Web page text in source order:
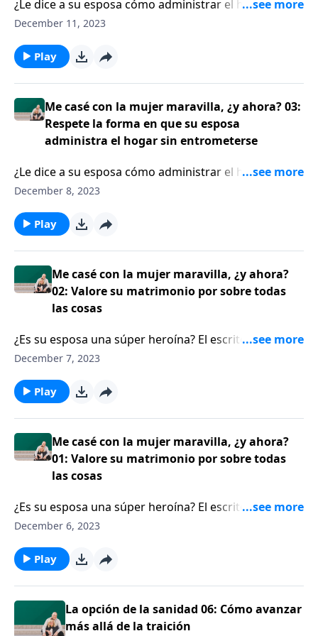
¿Le dice a su esposa cómo administrar el hogar? Si es
así, será mejor que lo reconsidere. El escritor Jess
usualmente es el castillo de un varón, pero es el nido
de una mujer. Por lo tanto, un esposo sabio no
controla de forma excesiva las tareas del hogar con
su esposa.
December 11, 2023
Play
Me casé con la mujer maravilla, ¿y ahora? 03:
Respete la forma en que su esposa
administra el hogar sin entrometerse
¿Le dice a su esposa cómo administrar el hogar? Si es
así, será mejor que lo reconsidere. El escritor Jess
usualmente es el castillo de un varón, pero es el nido
de una mujer. Por lo tanto, un esposo sabio no
controla de forma excesiva las tareas del hogar con
su esposa.
December 8, 2023
Play
Me casé con la mujer maravilla, ¿y ahora?
02: Valore su matrimonio por sobre todas
las cosas
¿Es su esposa una súper heroína? El escritor Jess
MacCallum enfrenta varios desafíos por estar casado
comparte un principio indispensable que todo
esposo debe saber, para poder amar y liderar a esta
esposa tan capaz.
December 7, 2023
Play
Me casé con la mujer maravilla, ¿y ahora?
01: Valore su matrimonio por sobre todas
las cosas
¿Es su esposa una súper heroína? El escritor Jess
MacCallum enfrenta varios desafíos por estar casado
comparte un principio indispensable que todo
esposo debe saber, para poder amar y liderar a esta
esposa tan capaz.
December 6, 2023
Play
La opción de la sanidad 06: Cómo avanzar
más allá de la traición